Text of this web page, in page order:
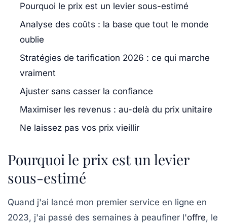
Pourquoi le prix est un levier sous-estimé
Analyse des coûts : la base que tout le monde
oublie
Stratégies de tarification 2026 : ce qui marche
vraiment
Ajuster sans casser la confiance
Maximiser les revenus : au-delà du prix unitaire
Ne laissez pas vos prix vieillir
Pourquoi le prix est un levier
sous-estimé
Quand j'ai lancé mon premier service en ligne en
2023, j'ai passé des semaines à peaufiner l'offre, le